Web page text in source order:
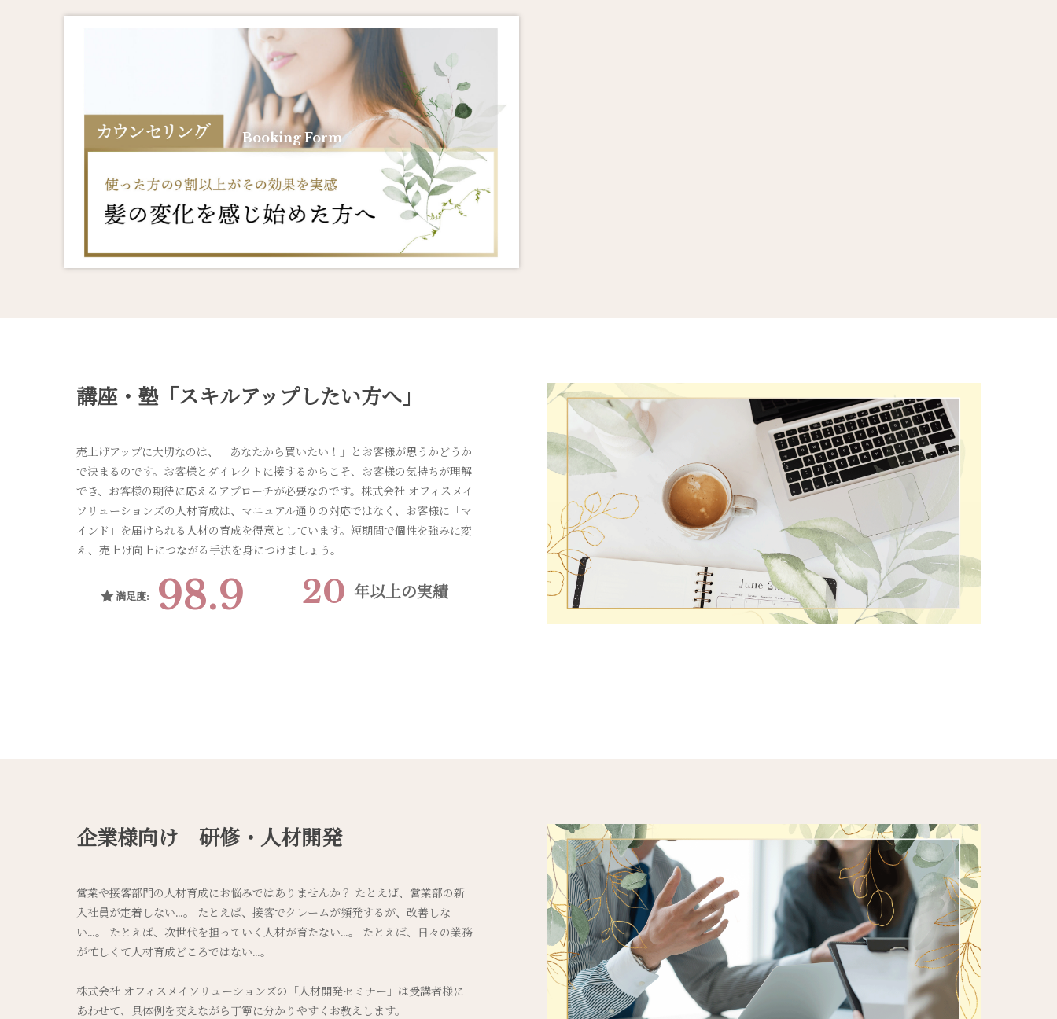
Booking Form
講座・塾「スキルアップしたい方へ」
売上げアップに大切なのは、「あなたから買いたい！」とお客様が思うかどうか
で決まるのです。お客様とダイレクトに接するからこそ、お客様の気持ちが理解
でき、お客様の期待に応えるアプローチが必要なのです。株式会社 オフィスメイ
ソリューションズの人材育成は、マニュアル通りの対応ではなく、お客様に「マ
インド」を届けられる人材の育成を得意としています。短期間で個性を強みに変
え、売上げ向上につながる手法を身につけましょう。
満足度: 98.9 20 年以上の実績
企業様向け 研修・人材開発
営業や接客部門の人材育成にお悩みではありませんか？ たとえば、営業部の新
入社員が定着しない…。 たとえば、接客でクレームが頻発するが、改善しな
い…。 たとえば、次世代を担っていく人材が育たない…。 たとえば、日々の業務
が忙しくて人材育成どころではない…。
株式会社 オフィスメイソリューションズの「人材開発セミナー」は受講者様に
あわせて、具体例を交えながら丁寧に分かりやすくお教えします。